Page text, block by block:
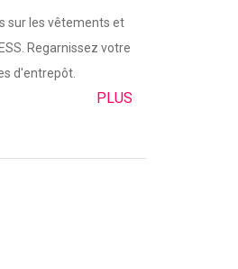
sur les vêtements et
Regarnissez votre
d'entrepôt.
PLUS